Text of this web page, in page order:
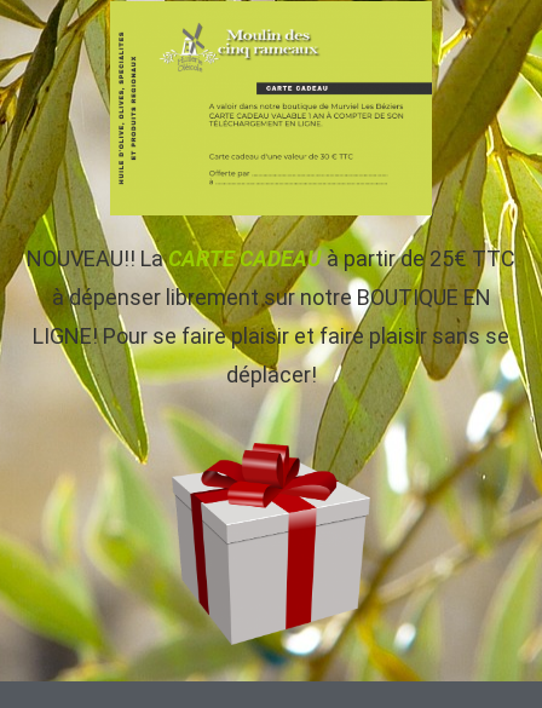
NOUVEAU!! LaCARTE CADEAUà partir de 25€ TTC
à dépenser librement sur notre BOUTIQUE EN
LIGNE! Pour se faire plaisir et faire plaisir sans se
déplacer!